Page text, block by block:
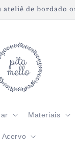
ateliê de bordado
Materiais
Acervo